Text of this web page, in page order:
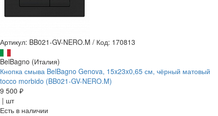
Артикул: BB021-GV-NERO.M / Код: 170813
BelBagno (Италия)
Кнопка смыва BelBagno Genova, 15x23x0,65 см, чёрный матовый
tocco morbido (BB021-GV-NERO.M)
9 500 ₽
| шт
Есть в наличии